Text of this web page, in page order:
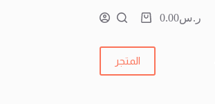
عربة
ر.س0.00
المتجر